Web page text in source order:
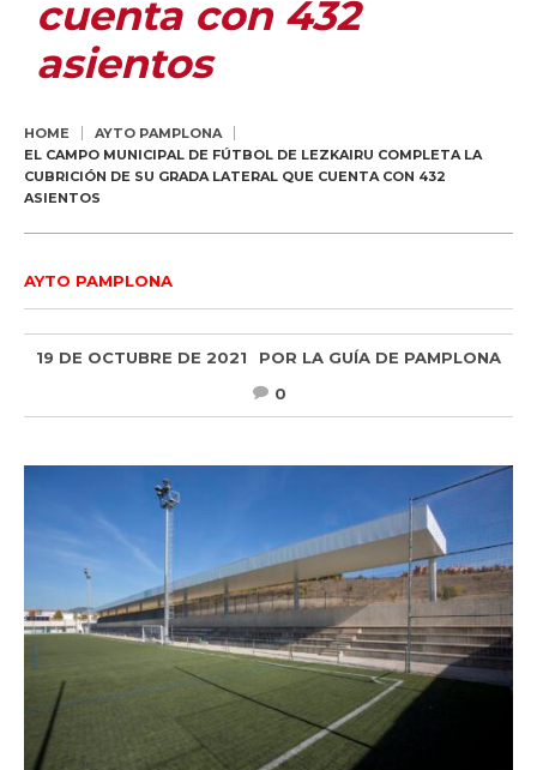
cuenta con 432
asientos
HOME
AYTO PAMPLONA
EL CAMPO MUNICIPAL DE FÚTBOL DE LEZKAIRU COMPLETA LA
CUBRICIÓN DE SU GRADA LATERAL QUE CUENTA CON 432
ASIENTOS
AYTO PAMPLONA
19 DE OCTUBRE DE 2021 POR LA GUÍA DE PAMPLONA
0